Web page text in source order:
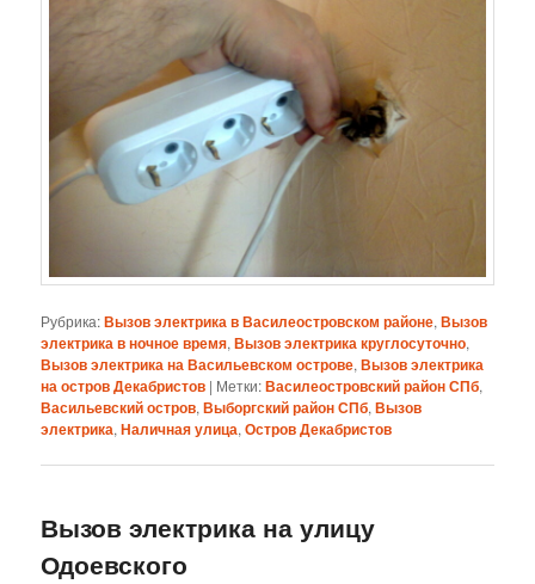
Рубрика:Вызов электрика в Василеостровском районе,Вызов
электрика в ночное время,Вызов электрика круглосуточно,
Вызов электрика на Васильевском острове,Вызов электрика
на остров Декабристов | Метки:Василеостровский район СПб,
Васильевский остров,Выборгский район СПб,Вызов
электрика,Наличная улица,Остров Декабристов
Вызов электрика на улицу
Одоевского